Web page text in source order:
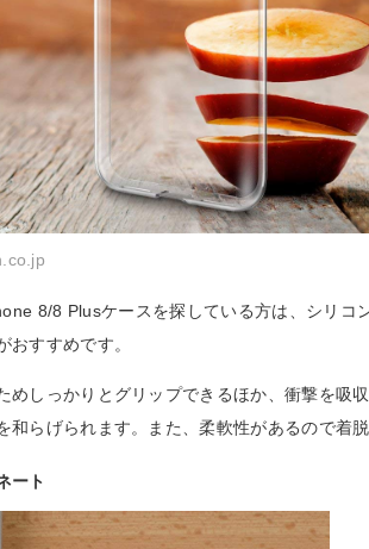
8/8 Plusケースを探している方は、シリコ
おすすめです。
めしっかりとグリップできるほか、衝撃を吸
和らげられます。また、柔軟性があるので着
ート